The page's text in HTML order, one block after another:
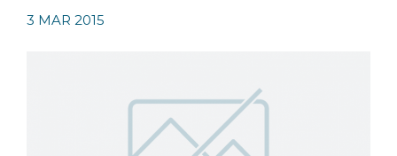
3 MAR 2015